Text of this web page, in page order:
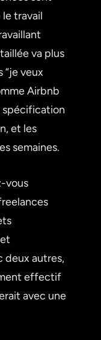
travail
va plus
“je veux
Airbnb
spécification
et les
semaines.
vous
deux autres,
effectif
avec une